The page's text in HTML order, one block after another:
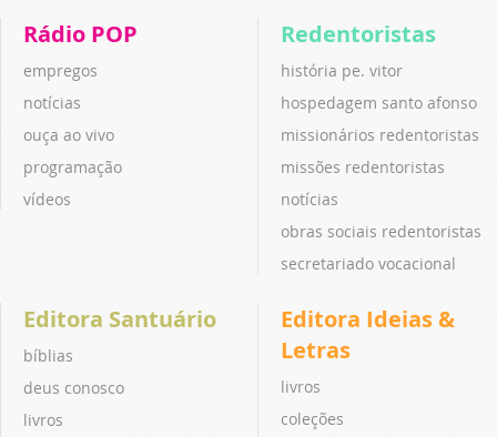
Rádio POP
empregos
notícias
ouça ao vivo
programação
vídeos
Redentoristas
história pe. vitor
hospedagem santo afonso
missionários redentoristas
missões redentoristas
notícias
obras sociais redentoristas
secretariado vocacional
Editora Santuário
bíblias
deus conosco
livros
Editora Ideias &
Letras
livros
coleções